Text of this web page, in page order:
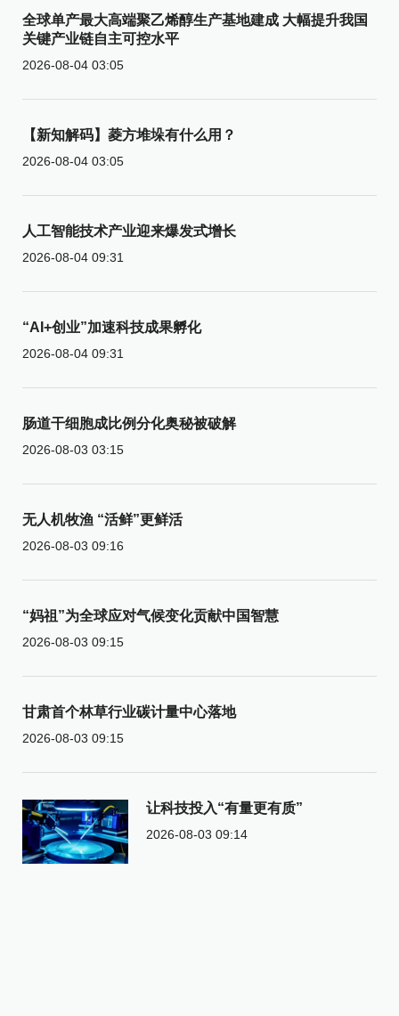
全球单产最大高端聚乙烯醇生产基地建成 大幅提升我国
关键产业链自主可控水平
2026-08-04 03:05
【新知解码】菱方堆垛有什么用？
2026-08-04 03:05
人工智能技术产业迎来爆发式增长
2026-08-04 09:31
“AI+创业”加速科技成果孵化
2026-08-04 09:31
肠道干细胞成比例分化奥秘被破解
2026-08-03 03:15
无人机牧渔 “活鲜”更鲜活
2026-08-03 09:16
“妈祖”为全球应对气候变化贡献中国智慧
2026-08-03 09:15
甘肃首个林草行业碳计量中心落地
2026-08-03 09:15
让科技投入“有量更有质”
2026-08-03 09:14